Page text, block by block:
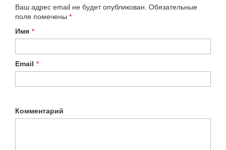
Ваш адрес email не будет опубликован. Обязательные
поля помечены *
Имя *
Email *
Комментарий